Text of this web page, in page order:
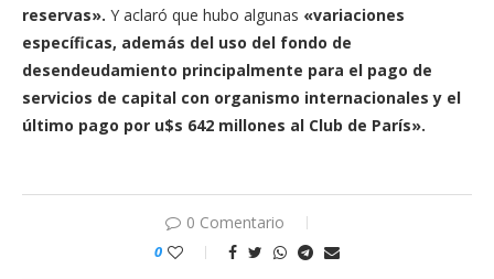
reservas». Y aclaró que hubo algunas «variaciones
específicas, además del uso del fondo de
desendeudamiento principalmente para el pago de
servicios de capital con organismo internacionales y el
último pago por u$s 642 millones al Club de París».
0 Comentario
0